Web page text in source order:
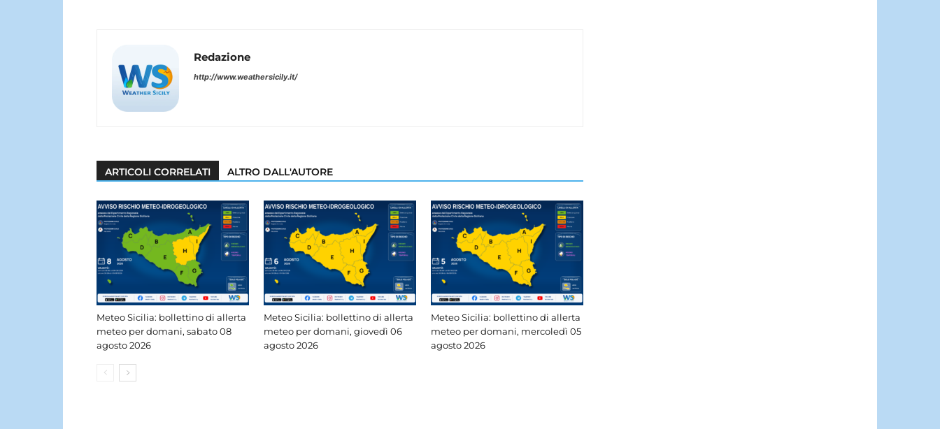
Redazione
http://www.weathersicily.it/
ARTICOLI CORRELATI ALTRO DALL'AUTORE
Meteo Sicilia: bollettino di allerta
meteo per domani, sabato 08
agosto 2026
Meteo Sicilia: bollettino di allerta
meteo per domani, giovedì 06
agosto 2026
Meteo Sicilia: bollettino di allerta
meteo per domani, mercoledì 05
agosto 2026